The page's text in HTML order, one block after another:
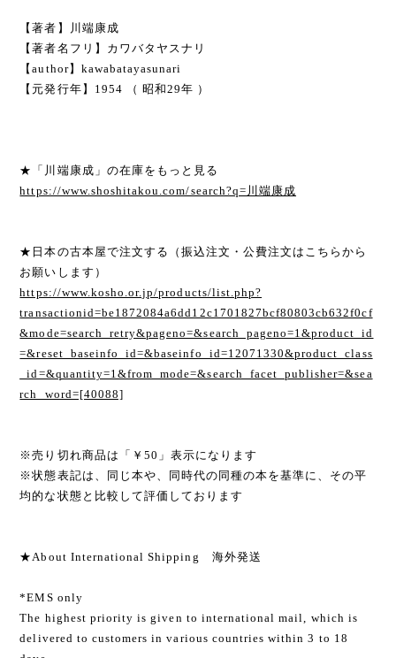
【著者】川端康成
【著者名フリ】カワバタヤスナリ
【author】kawabatayasunari
【元発行年】1954 （ 昭和29年 ）
★「川端康成」の在庫をもっと見る
https://www.shoshitakou.com/search?q=川端康成
★日本の古本屋で注文する（振込注文・公費注文はこちらから
お願いします）
https://www.kosho.or.jp/products/list.php?
transactionid=be1872084a6dd12c1701827bcf80803cb632f0cf
&mode=search_retry&pageno=&search_pageno=1&product_id
=&reset_baseinfo_id=&baseinfo_id=12071330&product_class
_id=&quantity=1&from_mode=&search_facet_publisher=&sea
rch_word=[40088]
※売り切れ商品は「￥50」表示になります
※状態表記は、同じ本や、同時代の同種の本を基準に、その平
均的な状態と比較して評価しております
★About International Shipping 海外発送
*EMS only
The highest priority is given to international mail, which is
delivered to customers in various countries within 3 to 18